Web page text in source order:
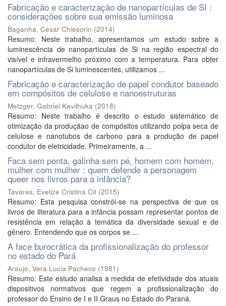
Fabricação e caracterização de nanopartículas de SI :
considerações sobre sua emissão luminosa
Baganha, César Chiesorin (2014)
Resumo: Neste trabalho, apresentamos um estudo sobre a
luminescência de nanopartículas de Si na região espectral do
visível e infravermelho próximo com a temperatura. Para obter
nanopartículas de Si luminescentes, utilizamos ...
Fabricação e caracterização de papel condutor baseado
em compósitos de celulose e nanoestruturas
Metzger, Gabriel Kavilhuka (2018)
Resumo: Neste trabalho é descrito o estudo sistemático de
otimização da produçãao de compósitos utilizando polpa seca de
celulose e nanotubos de carbono para a produção de papel
condutor de eletricidade. Primeiramente, a ...
Faca sem ponta, galinha sem pé, homem com homem,
mulher com mulher : quem defende a personagem
queer nos livros para a infância?
Tavares, Evelize Cristina Cit (2015)
Resumo: Esta pesquisa constrói-se na perspectiva de que os
livros de literatura para a infância possam representar pontos de
resistência em relação à temática da diversidade sexual e de
gênero. Entendendo que os corpos se ...
A face burocrática da profissionalização do professor
no estado do Pará
Araujo, Vera Lucia Pacheco (1981)
Resumo: Este estudo analisa a medida de efetividade dos atuais
dispositivos normativos que regem a profissionalização do
professor do Ensino de I e II Graus no Estado do Paraná.